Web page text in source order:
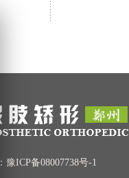
豫ICP备08007738号-1